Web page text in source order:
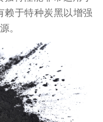
赖于特种炭黑以增强
。